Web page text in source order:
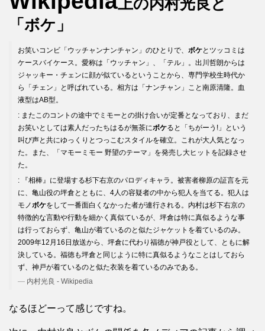
「ボケ」
お笑いコンビ「ウッチャンナンチャン」のひとりで、 ボケとツッコミは
ケースバイケース。愛称は「ウッチャン」、「テル」。出川哲朗からは
ジャッキー・チェンに顔が似ているということから、専門学校生時代か
ら「チェン」と呼ばれている。相方は「ナンチャン」こと南原清隆。血
液型はAB型。
: またこのコントの途中でミモーとの掛け合いが定番となっており、まだ
お笑いとしては素人だったちはるが無茶にボケると「ちがーう!」という
叫び声と共にゆっくりとつっこむスタイルを確立。これが大人気となっ
た。また、「マモーミモー 野望のテーマ」を発売し大ヒットを記録させ
た。
: 『相棒』に登場する杉下右京のパロディキャラ。被害者柳原の証言を元
に、亀山役の坪倉とともに、4人の容疑者の中から犯人を当てる。犯人は
モノボケをして一番面白くなかった者が連行される。内村は杉下右京の
特徴的な言動や行動を細かく真似ているが、坪倉は特に真似るような事
は行っておらず、亀山が着ているのと似たジャケットを着ているのみ。
2009年12月16日放送から、坪倉に代わり福徳が神戸役として、ともに解
決している。福徳も坪倉と同じように特に真似るようなことはしておら
ず、神戸が着ているのと似た衣装を着ているのみである。
内村光良 - Wikipedia
なるほどーって感じですね。